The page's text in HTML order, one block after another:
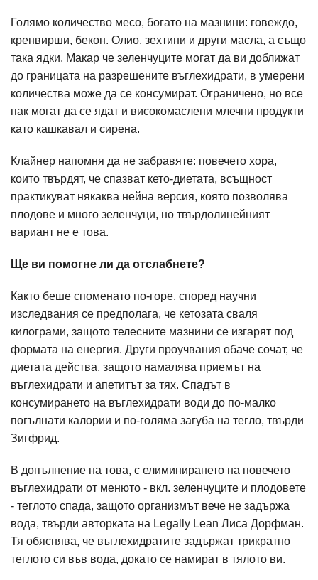
Голямо количество месо, богато на мазнини: говеждо,
кренвирши, бекон. Олио, зехтини и други масла, а също
така ядки. Макар че зеленчуците могат да ви доближат
до границата на разрешените въглехидрати, в умерени
количества може да се консумират. Ограничено, но все
пак могат да се ядат и високомаслени млечни продукти
като кашкавал и сирена.
Клайнер напомня да не забравяте: повечето хора,
които твърдят, че спазват кето-диетата, всъщност
практикуват някаква нейна версия, която позволява
плодове и много зеленчуци, но твърдолинейният
вариант не е това.
Ще ви помогне ли да отслабнете?
Както беше споменато по-горе, според научни
изследвания се предполага, че кетозата сваля
килограми, защото телесните мазнини се изгарят под
формата на енергия. Други проучвания обаче сочат, че
диетата действа, защото намалява приемът на
въглехидрати и апетитът за тях. Спадът в
консумирането на въглехидрати води до по-малко
погълнати калории и по-голяма загуба на тегло, твърди
Зигфрид.
В допълнение на това, с елиминирането на повечето
въглехидрати от менюто - вкл. зеленчуците и плодовете
- теглото спада, защото организмът вече не задържа
вода, твърди авторката на Legally Lean Лиса Дорфман.
Тя обяснява, че въглехидратите задържат трикратно
теглото си във вода, докато се намират в тялото ви.